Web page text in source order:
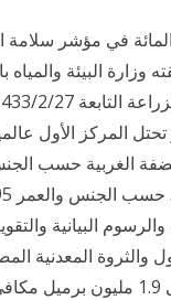
وزارة البيئة والمياه
المركز الأول
(15 سنة فاكثر) في الضفة
والرسوم البيانية
والثروة المعدنية
أعلى معدل انتاج للثروة البترولية في